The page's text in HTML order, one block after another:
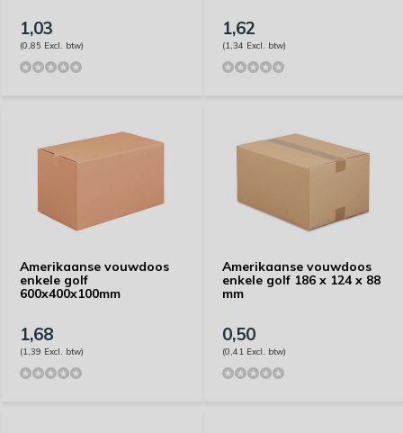
1,03
(0,85 Excl. btw)
1,62
(1,34 Excl. btw)
Amerikaanse vouwdoos
enkele golf
600x400x100mm
1,68
(1,39 Excl. btw)
Amerikaanse vouwdoos
enkele golf 186 x 124 x 88
mm
0,50
(0,41 Excl. btw)